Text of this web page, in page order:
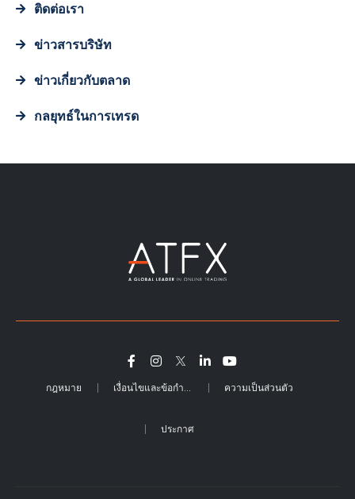
ติดต่อเรา
ข่าวสารบริษัท
ข่าวเกี่ยวกับตลาด
กลยุทธ์ในการเทรด
กฎหมาย ความเป็นส่วนตัว
ประกาศ